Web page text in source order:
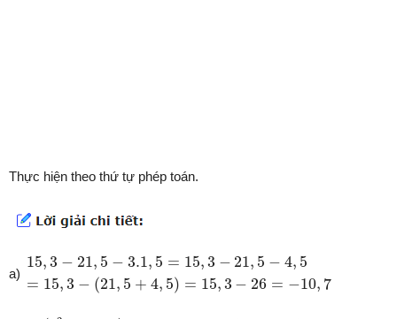
Thực hiện theo thứ tự phép toán.
a)
15,3 − 21, 5 − 3.1, 5 = 15,3 − 21, 5 − 4, 5
= 15,3 − (21, 5 + 4, 5) = 15,3 − 26 = −10, 7
15 3− 21,5 −3.1 ,5 = 15 − 21,5 4,5 = 3 −(